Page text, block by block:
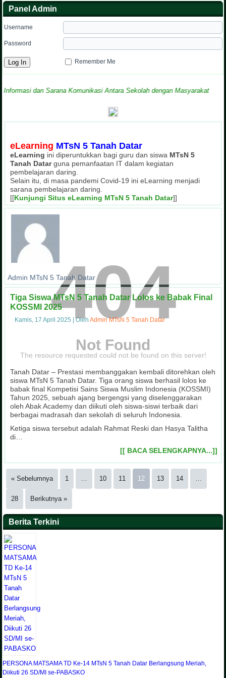
Panel Admin
Username
Password
Remember Me
dan Sarana Komunikasi Antara Sekolah dengan Masyarakat
eLearning MTsN 5 Tanah Datar
eLearning ini diperuntukkan bagi guru dan siswa MTsN 5
Tanah Datarguna pemanfaatan IT dalam kegiatan
pembelajaran daring.
Selain itu, di masa pandemi Covid-19 ini eLearning menjadi
sarana pembelajaran daring.
[[Kunjungi Situs eLearning MTsN 5 Tanah Datar]]
Admin MTsN 5 Tanah Datar
Tiga Siswa MTsN 5 Tanah Datar Lolos ke Babak Final
KOSSMI 2025
Kamis, 17 April 2025 |Oleh Admin MTsN 5 Tanah Datar
Tanah Datar – Prestasi membanggakan kembali ditorehkan oleh
siswa MTsN 5 Tanah Datar. Tiga orang siswa berhasil lolos ke
babak final Kompetisi Sains Siswa Muslim Indonesia (KOSSMI)
Tahun 2025, sebuah ajang bergengsi yang diselenggarakan
oleh Abak Academy dan diikuti oleh siswa-siswi terbaik dari
berbagai madrasah dan sekolah di seluruh Indonesia.
Ketiga siswa tersebut adalah Rahmat Reski dan Hasya Talitha
di…
[[ BACA SELENGKAPNYA...]]
« Sebelumnya 1 10 11 12 13 14
28 Berikutnya »
Berita Terkini
PERSONA MATSAMA TD Ke-14 MTsN 5 Tanah Datar Berlangsung Meriah,
Diikuti 26 SD/MI se-PABASKO
404
Not Found
The resource requested could not be found on this server!